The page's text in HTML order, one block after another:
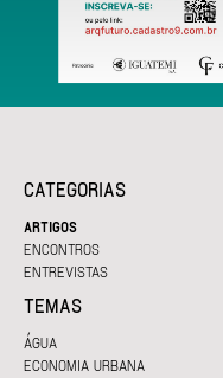
CATEGORIAS
ARTIGOS
ENCONTROS
ENTREVISTAS
TEMAS
ÁGUA
ECONOMIA URBANA